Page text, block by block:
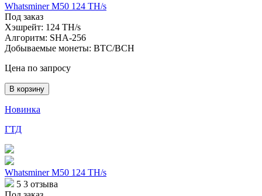
Whatsminer M50 124 TH/s
Под заказ
Хэшрейт: 124 TH/s
Алгоритм: SHA-256
Добываемые монеты: BTC/BCH
Цена по запросу
В корзину
Новинка
ГТД
Whatsminer M50 124 TH/s
5 3 отзыва